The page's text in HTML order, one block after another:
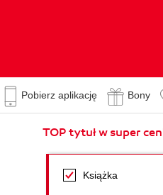
Pobierz aplikację Bony
TOP tytuł w super
Książka